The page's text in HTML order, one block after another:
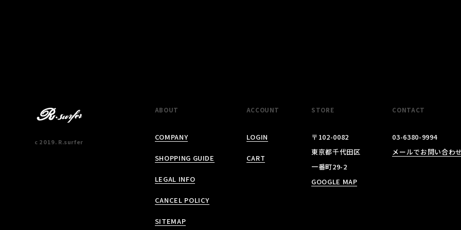
ABOUT
COMPANY
SHOPPING GUIDE
LEGAL INFO
CANCEL POLICY
SITEMAP
ACCOUNT
LOGIN
CART
STORE
〒102-0082
東京都千代田区
一番町29-2
GOOGLE MAP
CONTACT
03-6380-9994
メールでお問い合わ
c 2019. R.surfer